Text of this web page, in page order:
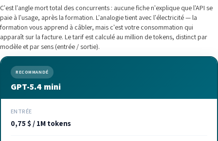
C'est l'angle mort total des concurrents : aucune fiche n'explique que l'API se
paie à l'usage, après la formation. L'analogie tient avec l'électricité — la
formation vous apprend à câbler, mais c'est votre consommation qui
apparaît sur la facture. Le tarif est calculé au million de tokens, distinct par
modèle et par sens (entrée / sortie).
RECOMMANDÉ
GPT-5.4 mini
ENTRÉE
0,75 $ / 1M tokens